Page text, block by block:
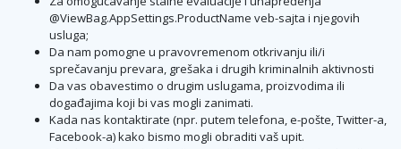
@ViewBag.AppSettings.ProductName veb-sajta i njegovih
usluga;
Da nam pomogne u pravovremenom otkrivanju ili/i
sprečavanju prevara, grešaka i drugih kriminalnih aktivnosti
Da vas obavestimo o drugim uslugama, proizvodima ili
događajima koji bi vas mogli zanimati.
Kada nas kontaktirate (npr. putem telefona, e-pošte, Twitter-a,
Facebook-a) kako bismo mogli obraditi vaš upit.